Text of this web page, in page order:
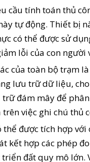
cầu tính toán thủ
tự động. Thiết bị
có thể được sử
lỗi của con
của toàn bộ trạm
lưu trữ dữ liệu,
đám mây để
việc ghi chú thủ
được tích hợp
kết hợp các phép
đất quy mô